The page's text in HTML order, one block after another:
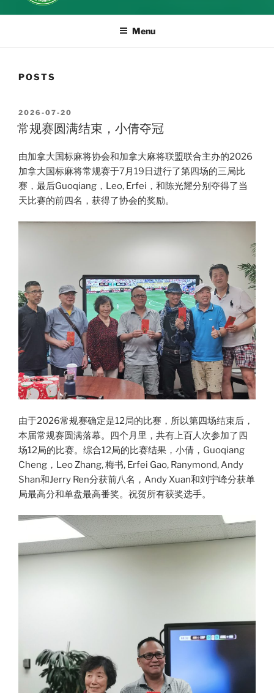
Menu
POSTS
POSTED
ON
2026-07-20
常规赛圆满结束，小倩夺冠
由加拿大国标麻将协会和加拿大麻将联盟联合主办的2026
加拿大国标麻将常规赛于7月19日进行了第四场的三局比
赛，最后Guoqiang，Leo, Erfei，和陈光耀分别夺得了当
天比赛的前四名，获得了协会的奖励。
由于2026常规赛确定是12局的比赛，所以第四场结束后，
本届常规赛圆满落幕。四个月里，共有上百人次参加了四
场12局的比赛。综合12局的比赛结果，小倩，Guoqiang
Cheng，Leo Zhang, 梅书, Erfei Gao, Ranymond, Andy
Shan和Jerry Ren分获前八名，Andy Xuan和刘宇峰分获单
局最高分和单盘最高番奖。祝贺所有获奖选手。